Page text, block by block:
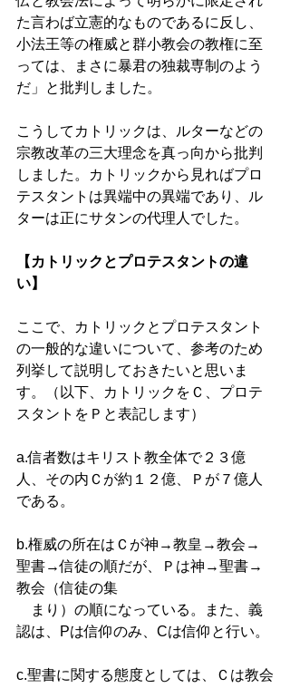
た言わば立憲的なものであるに反し、
小法王等の権威と群小教会の教権に至
っては、まさに暴君の独裁専制のよう
だ」と批判しました。
こうしてカトリックは、ルターなどの
宗教改革の三大理念を真っ向から批判
しました。カトリックから見ればプロ
テスタントは異端中の異端であり、ル
ターは正にサタンの代理人でした。
【カトリックとプロテスタントの違
い】
ここで、カトリックとプロテスタント
の一般的な違いについて、参考のため
列挙して説明しておきたいと思いま
す。（以下、カトリックをＣ、プロテ
スタントをＰと表記します）
a.信者数はキリスト教全体で２３億
人、その内Ｃが約１２億、Ｐが７億人
である。
b.権威の所在はＣが神→教皇→教会→
聖書→信徒の順だが、Ｐは神→聖書→
教会（信徒の集
まり）の順になっている。また、義
認は、Pは信仰のみ、Cは信仰と行い。
c.聖書に関する態度としては、Ｃは教会